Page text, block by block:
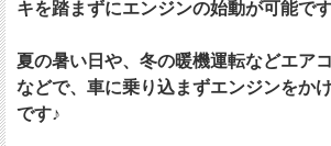
キを踏まずにエンジンの始動が可能です
夏の暑い日や、冬の暖機運転などエア
などで、車に乗り込まずエンジンをか
です♪